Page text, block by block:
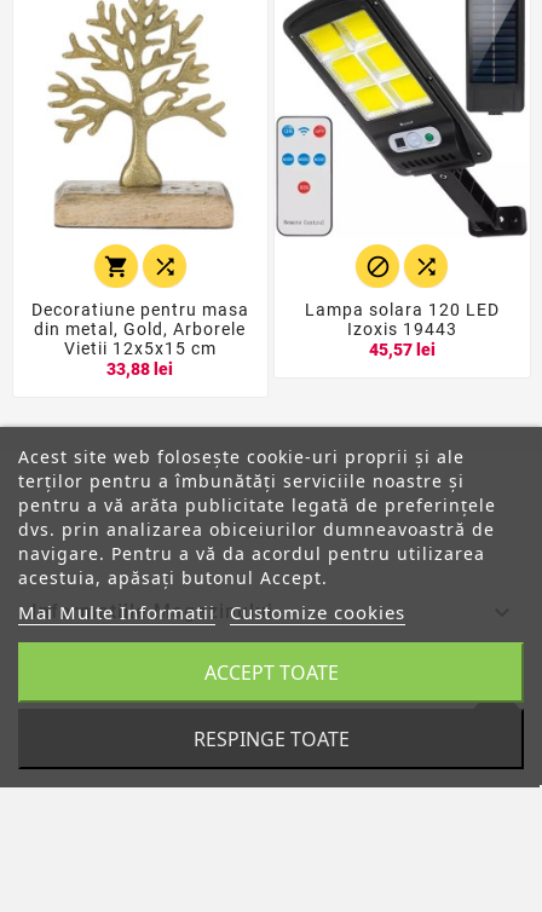
 
Decoratiune pentru masa
din metal, Gold, Arborele
Vietii 12x5x15 cm
33,88 lei
 
Lampa solara 120 LED
Izoxis 19443
45,57 lei
ANPC
Informatiile Magazinului
Acest site web folosește cookie-uri proprii și ale
terților pentru a îmbunătăți serviciile noastre și
pentru a vă arăta publicitate legată de preferințele
dvs. prin analizarea obiceiurilor dumneavoastră de
navigare. Pentru a vă da acordul pentru utilizarea
acestuia, apăsați butonul Accept.
Mai Multe Informatii Customize cookies
RESPINGE TOATE
ACCEPT TOATE